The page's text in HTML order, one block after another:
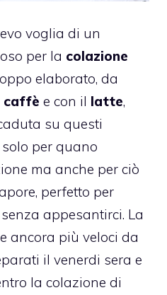
voglia di un
per la colazione
elaborato, da
caffè e con il latte,
su questi
per quano
ma anche per ciò
perfetto per
appesantirci. La
ancora più veloci da
il venerdi sera e
la colazione di